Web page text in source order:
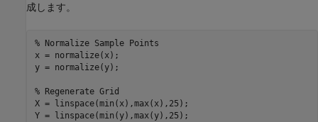
成します。
% Normalize Sample Points
x = normalize(x);
y = normalize(y);
% Regenerate Grid
X = linspace(min(x),max(x),25);
Y = linspace(min(y),max(y),25);